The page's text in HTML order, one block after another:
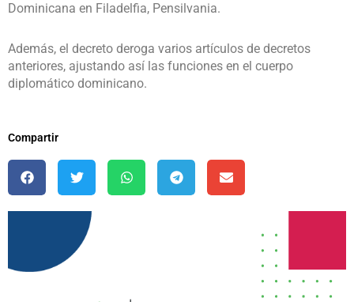
Dominicana en Filadelfia, Pensilvania.
Además, el decreto deroga varios artículos de decretos
anteriores, ajustando así las funciones en el cuerpo
diplomático dominicano.
Compartir